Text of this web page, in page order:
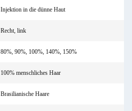
Injektion in die dünne Haut
Recht, link
80%, 90%, 100%, 140%, 150%
100% menschliches Haar
Brasilianische Haare